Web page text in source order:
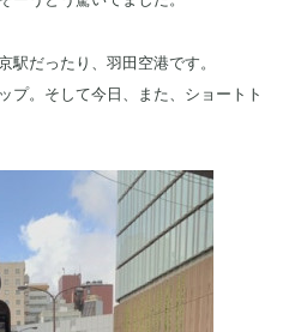
駅だったり、羽田空港です。
プ。そして今日、また、ショートト